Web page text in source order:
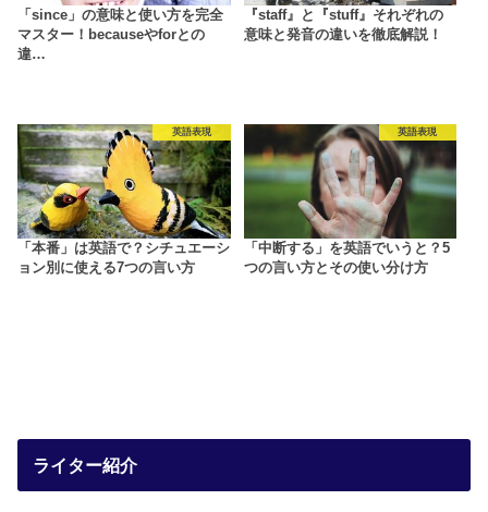
「since」の意味と使い方を完全
マスター！becauseやforとの
違…
『staff』と『stuff』それぞれの
意味と発音の違いを徹底解説！
英語表現
「本番」は英語で？シチュエーシ
ョン別に使える7つの言い方
英語表現
「中断する」を英語でいうと？5
つの言い方とその使い分け方
ライター紹介